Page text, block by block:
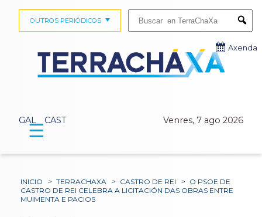
GAL CAST Venres, 7 ago 2026
OUTROS PERIÓDICOS
Axenda
☰
INICIO > TERRACHAXA > CASTRO DE REI > O PSOE DE
CASTRO DE REI CELEBRA A LICITACIÓN DAS OBRAS ENTRE
MUIMENTA E PACIOS